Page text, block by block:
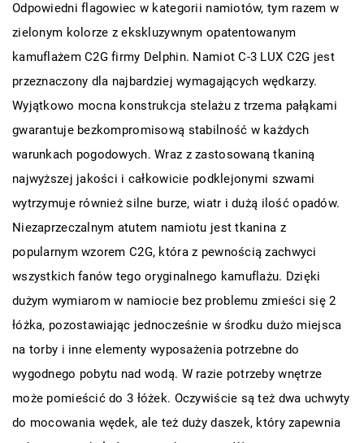
Odpowiedni flagowiec w kategorii namiotów, tym razem w
zielonym kolorze z ekskluzywnym opatentowanym
kamuflażem C2G firmy Delphin. Namiot C-3 LUX C2G jest
przeznaczony dla najbardziej wymagających wędkarzy.
Wyjątkowo mocna konstrukcja stelażu z trzema pałąkami
gwarantuje bezkompromisową stabilność w każdych
warunkach pogodowych. Wraz z zastosowaną tkaniną
najwyższej jakości i całkowicie podklejonymi szwami
wytrzymuje również silne burze, wiatr i dużą ilość opadów.
Niezaprzeczalnym atutem namiotu jest tkanina z
popularnym wzorem C2G, która z pewnością zachwyci
wszystkich fanów tego oryginalnego kamuflażu. Dzięki
dużym wymiarom w namiocie bez problemu zmieści się 2
łóżka, pozostawiając jednocześnie w środku dużo miejsca
na torby i inne elementy wyposażenia potrzebne do
wygodnego pobytu nad wodą. W razie potrzeby wnętrze
może pomieścić do 3 łóżek. Oczywiście są też dwa uchwyty
do mocowania wędek, ale też duży daszek, który zapewnia